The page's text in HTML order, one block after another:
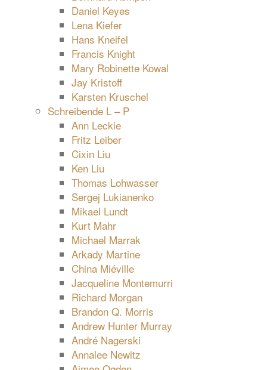
Daniel Keyes
Lena Kiefer
Hans Kneifel
Francis Knight
Mary Robinette Kowal
Jay Kristoff
Karsten Kruschel
Schreibende L – P
Ann Leckie
Fritz Leiber
Cixin Liu
Ken Liu
Thomas Lohwasser
Sergej Lukianenko
Mikael Lundt
Kurt Mahr
Michael Marrak
Arkady Martine
China Miéville
Jacqueline Montemurri
Richard Morgan
Brandon Q. Morris
Andrew Hunter Murray
André Nagerski
Annalee Newitz